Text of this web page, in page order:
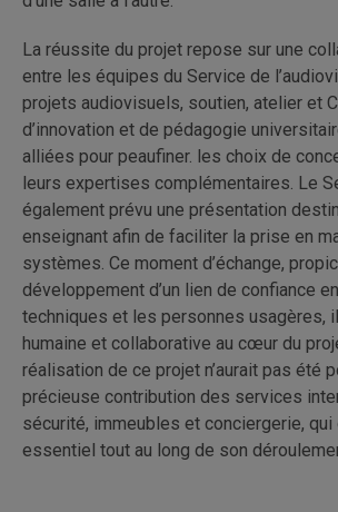
La réussite du projet repose sur une
entre les équipes du Service de
projets audiovisuels, soutien, atelier et
d’innovation et de pédagogie
alliées pour peaufiner. les choix de
leurs expertises complémentaires. Le
également prévu une présentation
enseignant afin de faciliter la prise en
systèmes. Ce moment d’échange,
développement d’un lien de confiance
techniques et les personnes usagères,
humaine et collaborative au cœur du
réalisation de ce projet n’aurait pas été
précieuse contribution des services
sécurité, immeubles et conciergerie, qui
essentiel tout au long de son